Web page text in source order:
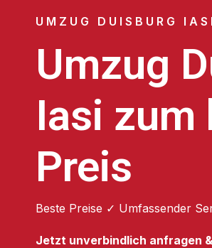
UMZUG DUISBURG IASI
Umzug
Iasi zum
Preis
Beste Preise ✓ Umfassender
Jetzt unverbindlich anfragen